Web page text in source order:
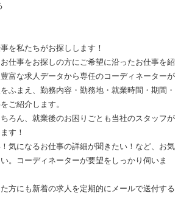
を私たちがお探しします！
仕事をお探しの方にご希望に沿ったお仕事を紹
富な求人データから専任のコーディネーターが
ふまえ、勤務内容・勤務地・就業時間・期間・
ご紹介します。
ろん、就業後のお困りごとも当社のスタッフが
す！
気になるお仕事の詳細が聞きたい！など、お気
。コーディネーターが要望をしっかり伺いま
方にも新着の求人を定期的にメールで送付する